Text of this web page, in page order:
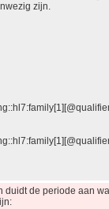
zijn.
duidt de periode aan